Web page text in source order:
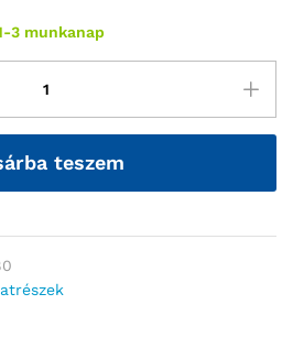
3 munkanap
teszem